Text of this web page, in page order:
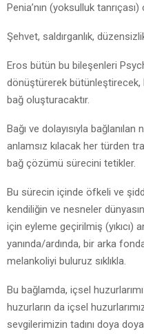
Penia’nın (yoksulluk
Şehvet, saldırganlık,
Eros bütün bu bileşenleri
dönüştürerek
bağ oluşturacaktır.
Bağı ve dolayısıyla
anlamsız kılacak her türden
bağ çözümü sürecini tetikler.
Bu sürecin içinde öfkeli ve
kendiliğin ve nesneler
için eyleme geçirilmiş (yıkıcı)
yanında/ardında, bir arka
melankoliyi buluruz sıklıkla.
Bu bağlamda, içsel
huzurların da içsel
sevgilerimizin tadını doya